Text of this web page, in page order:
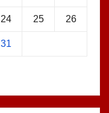
24 25 26
31